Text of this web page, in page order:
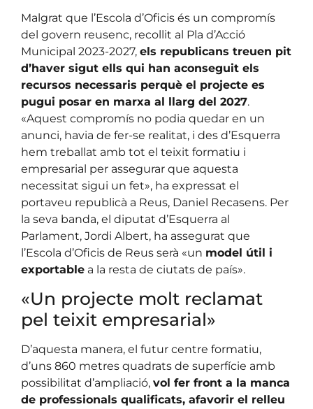
Malgrat que l’Escola d’Oficis és un compromís
del govern reusenc, recollit al Pla d’Acció
Municipal 2023-2027, els republicans treuen pit
d’haver sigut ells qui han aconseguit els
recursos necessaris perquè el projecte es
pugui posar en marxa al llarg del 2027.
«Aquest compromís no podia quedar en un
anunci, havia de fer-se realitat, i des d’Esquerra
hem treballat amb tot el teixit formatiu i
empresarial per assegurar que aquesta
necessitat sigui un fet», ha expressat el
portaveu republicà a Reus, Daniel Recasens. Per
la seva banda, el diputat d’Esquerra al
Parlament, Jordi Albert, ha assegurat que
l’Escola d’Oficis de Reus serà «un model útil i
exportable a la resta de ciutats de país».
«Un projecte molt reclamat
pel teixit empresarial»
D’aquesta manera, el futur centre formatiu,
d’uns 860 metres quadrats de superfície amb
possibilitat d’ampliació, vol fer front a la manca
de professionals qualificats, afavorir el relleu